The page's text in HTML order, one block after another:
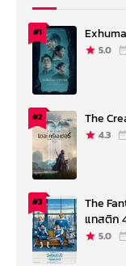
#1
5.0
#2 The
4.3
#3
The
แทสติก
5.0